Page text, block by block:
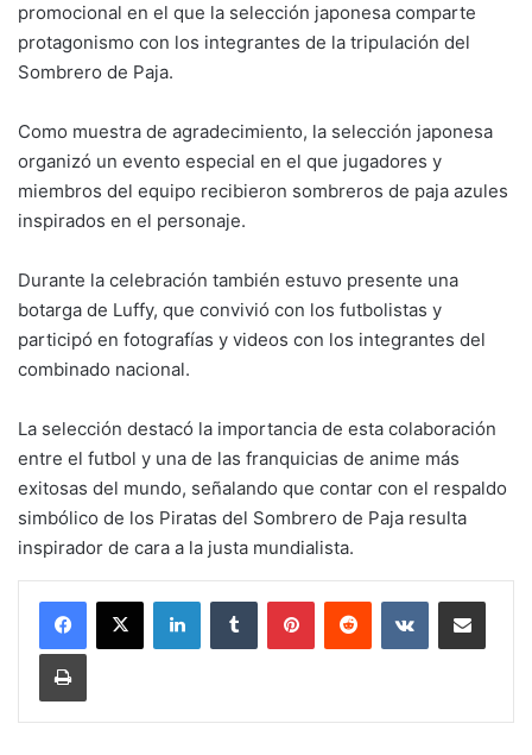
promocional en el que la selección japonesa comparte
protagonismo con los integrantes de la tripulación del
Sombrero de Paja.
Como muestra de agradecimiento, la selección japonesa
organizó un evento especial en el que jugadores y
miembros del equipo recibieron sombreros de paja azules
inspirados en el personaje.
Durante la celebración también estuvo presente una
botarga de Luffy, que convivió con los futbolistas y
participó en fotografías y videos con los integrantes del
combinado nacional.
La selección destacó la importancia de esta colaboración
entre el futbol y una de las franquicias de anime más
exitosas del mundo, señalando que contar con el respaldo
simbólico de los Piratas del Sombrero de Paja resulta
inspirador de cara a la justa mundialista.
LinkedInTumblr PinterestReddit VKontakteShare via Email
Print